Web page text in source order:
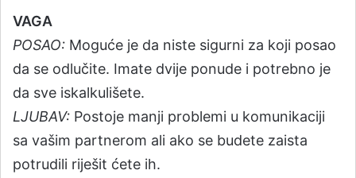
VAGA
POSAO: Moguće je da niste sigurni za koji posao
da se odlučite. Imate dvije ponude i potrebno je
da sve iskalkulišete.
LJUBAV: Postoje manji problemi u komunikaciji
sa vašim partnerom ali ako se budete zaista
potrudili riješit ćete ih.